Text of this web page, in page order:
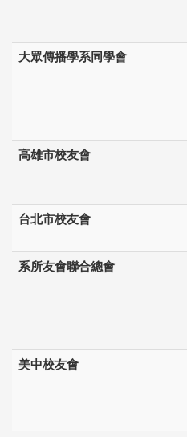
大眾傳播學系同學會
高雄市校友會
台北市校友會
系所友會聯合總會
美中校友會